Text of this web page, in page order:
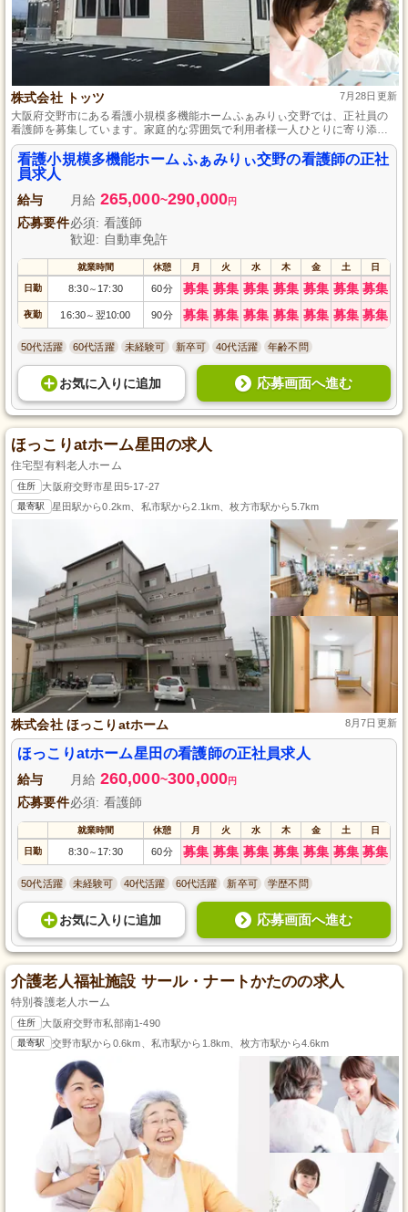
株式会社 トッツ 7月28日更新
大阪府交野市にある看護小規模多機能ホームふぁみりぃ交野では、正社員の
看護師を募集しています。家庭的な雰囲気で利用者様一人ひとりに寄り添
い、安心できる環境を提供することを目指しています。地域の利用者様の健
康管理と豊かな生活を支えるために、あなたの看護スキルを活かしてみませ
んか？心温まる看護を行いながら、成長とやりがいを感じられる職場です。
共に新しい一歩を踏み出しましょう。
看護小規模多機能ホーム ふぁみりぃ交野の看護師の正社
員求人
給与 月給 265,000~290,000円
応募要件必須: 看護師
歓迎: 自動車免許
就業時間 休憩 月 火 水 木 金 土 日
日勤 8:30～ 17:30 60分 募集 募集 募集 募集 募集 募集 募集
夜勤 16:30～ 翌10:00 90分 募集 募集 募集 募集 募集 募集 募集
50代活躍 60代活躍 未経験可 新卒可 40代活躍 年齢不問
お気に入り に追加 応募画面へ進む
ほっこりatホーム星田の求人
住宅型有料老人ホーム
住所 大阪府交野市星田5-17-27
最寄駅 星田駅から0.2km、私市駅から2.1km、枚方市駅から5.7km
株式会社 ほっこりatホーム 8月7日更新
ほっこりatホーム星田の看護師の正社員求人
給与 月給 260,000~300,000円
応募要件必須: 看護師
就業時間 休憩 月 火 水 木 金 土 日
日勤 8:30～ 17:30 60分 募集 募集 募集 募集 募集 募集 募集
50代活躍 未経験可 40代活躍 60代活躍 新卒可 学歴不問
お気に入り に追加 応募画面へ進む
介護老人福祉施設 サール・ナートかたのの求人
特別養護老人ホーム
住所 大阪府交野市私部南1-490
最寄駅 交野市駅から0.6km、私市駅から1.8km、枚方市駅から4.6km